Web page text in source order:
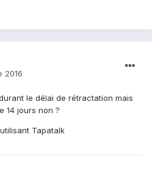
2016
le délai de rétractation mais
14 jours non ?
Tapatalk